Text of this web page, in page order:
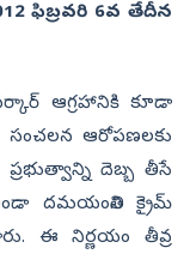
ఫిబ్రవరి 6వ తేదీన
ఆగ్రహానికి కూడా
ఆరోపణలకు
దెబ్బ తీసే
దమయంతిని క్రైమ్‌
ఈ నిర్ణయం తీవ్ర